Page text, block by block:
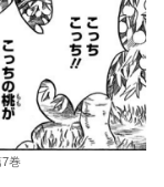
巻